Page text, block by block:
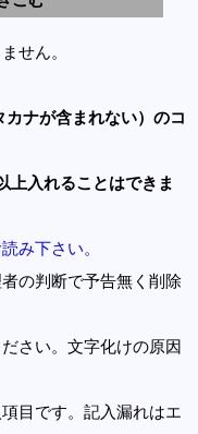
せん。
カナが含まれない）のコ
上入れることはできま
み下さい。
の判断で予告無く削除
さい。文字化けの原因
目です。記入漏れはエ